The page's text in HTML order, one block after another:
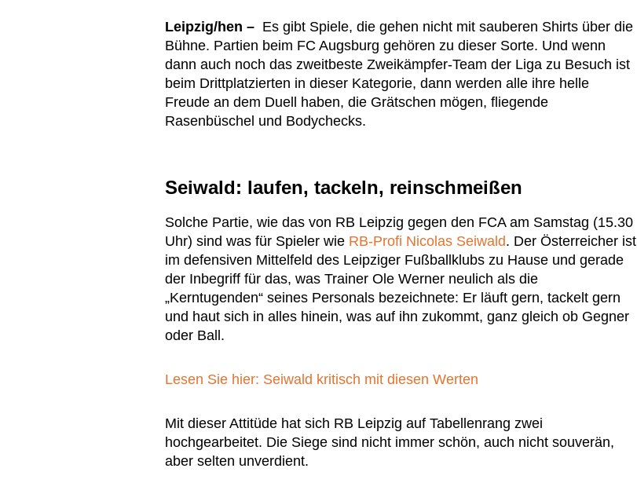
Leipzig/hen – Es gibt Spiele, die gehen nicht mit sauberen Shirts über die
Bühne. Partien beim FC Augsburg gehören zu dieser Sorte. Und wenn
dann auch noch das zweitbeste Zweikämpfer-Team der Liga zu Besuch ist
beim Drittplatzierten in dieser Kategorie, dann werden alle ihre helle
Freude an dem Duell haben, die Grätschen mögen, fliegende
Rasenbüschel und Bodychecks.
Seiwald: laufen, tackeln, reinschmeißen
Solche Partie, wie das von RB Leipzig gegen den FCA am Samstag (15.30
Uhr) sind was für Spieler wie RB-Profi Nicolas Seiwald. Der Österreicher ist
im defensiven Mittelfeld des Leipziger Fußballklubs zu Hause und gerade
der Inbegriff für das, was Trainer Ole Werner neulich als die
„Kerntugenden“ seines Personals bezeichnete: Er läuft gern, tackelt gern
und haut sich in alles hinein, was auf ihn zukommt, ganz gleich ob Gegner
oder Ball.
Lesen Sie hier: Seiwald kritisch mit diesen Werten
Mit dieser Attitüde hat sich RB Leipzig auf Tabellenrang zwei
hochgearbeitet. Die Siege sind nicht immer schön, auch nicht souverän,
aber selten unverdient.